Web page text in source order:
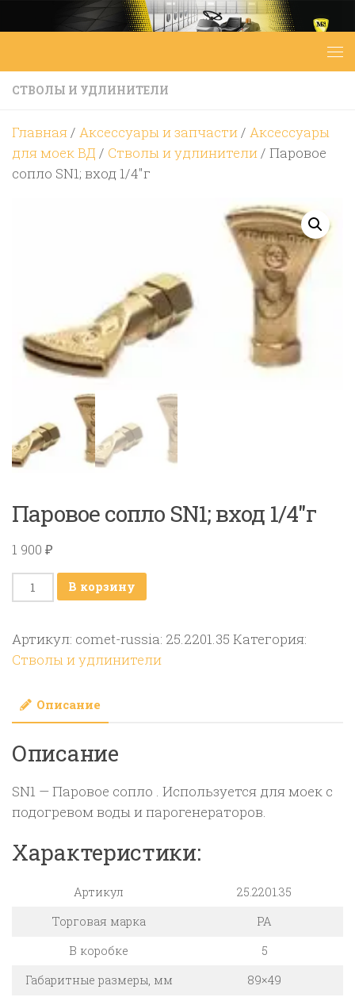
Перейти к содержимому
СТВОЛЫ И УДЛИНИТЕЛИ
Главная/ Аксессуары и запчасти/ Аксессуары
для моек ВД / Стволы и удлинители/ Паровое
сопло SN1; вход 1/4″г
Паровое сопло SN1; вход 1/4″г
1 900 ₽
Количество
товара
сопло
SN1;
1/4″г
В корзину
Артикул: comet-russia: 25.2201.35 Категория:
Стволы и удлинители
Описание
Описание
SN1 — Паровое сопло . Используется для моек с
подогревом воды и парогенераторов.
Характеристики:
Артикул
25.2201.35
Торговая марка
PA
В коробке
5
Габаритные размеры, мм
89×49